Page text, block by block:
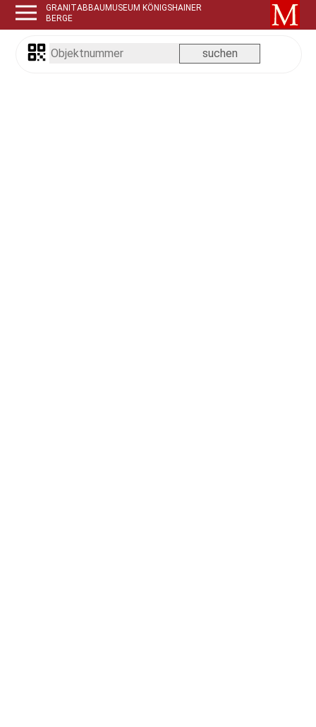
GRANITABBAUMUSEUM KÖNIGSHAINER
BERGE